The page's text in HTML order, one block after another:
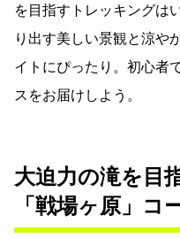
を目指すトレッキング
り出す美しい景観と涼や
イトにぴったり。初心者
スをお届けしよう。
大迫力の滝を目
「戦場ヶ原」コ